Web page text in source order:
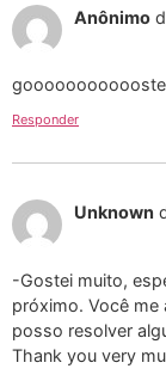
Anônimo
Responder
Unknown
-Gostei muito,
próximo. Você me
posso resolver
Thank you very